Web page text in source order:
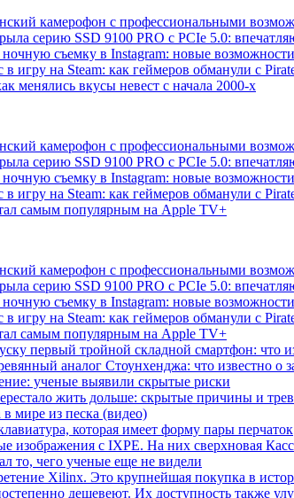
камерофон с профессиональными
серию SSD 9100 PRO с PCIe 5.0:
съемку в Instagram: новые возможности
игру на Steam: как геймеров обманули с
менялись вкусы невест с начала 2000-х
камерофон с профессиональными
серию SSD 9100 PRO с PCIe 5.0:
съемку в Instagram: новые возможности
игру на Steam: как геймеров обманули с
самым популярным на Apple TV+
камерофон с профессиональными
серию SSD 9100 PRO с PCIe 5.0:
съемку в Instagram: новые возможности
игру на Steam: как геймеров обманули с
самым популярным на Apple TV+
первый тройной складной смартфон: что
аналог Стоунхенджа: что известно о
ученые выявили скрытые риски
жить дольше: скрытые причины и
мире из песка (видео)
которая имеет форму пары перчаток
изображения с IXPE. На них сверхновая
то, чего ученые еще не видели
Xilinx. Это крупнейшая покупка в
дешевеют. Их доступность также